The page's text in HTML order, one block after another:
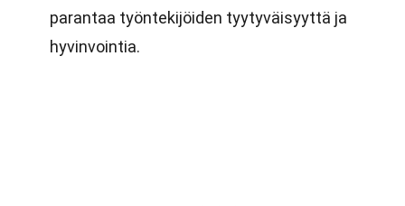
parantaa työntekijöiden tyytyväisyyttä ja
hyvinvointia.